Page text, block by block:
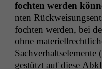
focht­en wer­den
nten
focht­en wer­den, bei
ohne
Sachver­halt­se­le­mente
gestützt auf diese